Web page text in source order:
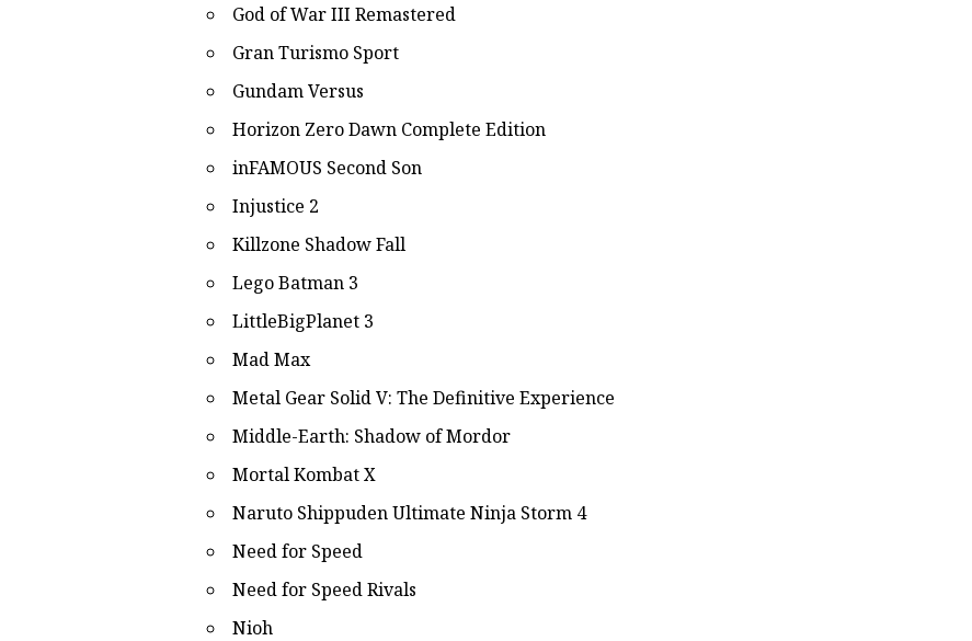
God of War III Remastered
Gran Turismo Sport
Gundam Versus
Horizon Zero Dawn Complete Edition
inFAMOUS Second Son
Injustice 2
Killzone Shadow Fall
Lego Batman 3
LittleBigPlanet 3
Mad Max
Metal Gear Solid V: The Definitive Experience
Middle-Earth: Shadow of Mordor
Mortal Kombat X
Naruto Shippuden Ultimate Ninja Storm 4
Need for Speed
Need for Speed Rivals
Nioh